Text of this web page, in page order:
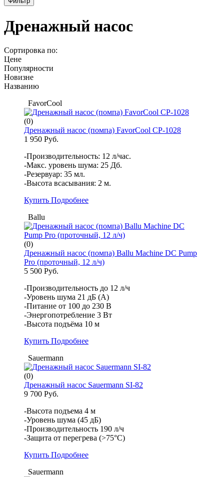
Дренажный насос
Сортировка по:
Цене
Популярности
Новизне
Названию
FavorCool
(0)
Дренажный насос (помпа) FavorCool СР-1028
1 950 Руб.
-Производительность: 12 л/час.
-Макс. уровень шума: 25 Дб.
-Резервуар: 35 мл.
-Высота всасывания: 2 м.
Купить Подробнее
Ballu
(0)
Дренажный насос (помпа) Ballu Machine DС Pump
Pro (проточный, 12 л/ч)
5 500 Руб.
-Производительность до 12 л/ч
-Уровень шума 21 дБ (А)
-Питание от 100 до 230 В
-Энергопотребление 3 Вт
-Высота подъёма 10 м
Купить Подробнее
Sauermann
(0)
Дренажный насос Sauermann SI-82
9 700 Руб.
-Высота подъема 4 м
-Уровень шума (45 дБ)
-Производительность 190 л/ч
-Защита от перегрева (>75°С)
Купить Подробнее
Sauermann